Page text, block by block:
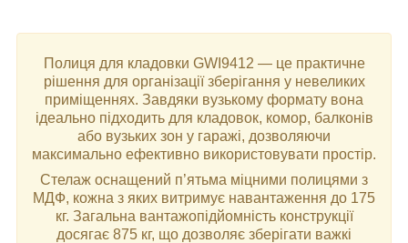
Полиця для кладовки GWI9412 — це практичне
рішення для організації зберігання у невеликих
приміщеннях. Завдяки вузькому формату вона
ідеально підходить для кладовок, комор, балконів
або вузьких зон у гаражі, дозволяючи
максимально ефективно використовувати простір.
Стелаж оснащений п’ятьма міцними полицями з
МДФ, кожна з яких витримує навантаження до 175
кг. Загальна вантажопідйомність конструкції
досягає 875 кг, що дозволяє зберігати важкі